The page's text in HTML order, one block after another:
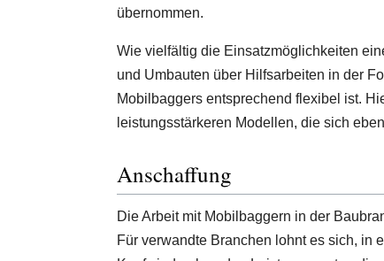
übernommen.
Wie vielfältig die Einsatzmöglichkeiten
und Umbauten über Hilfsarbeiten in der
Mobilbaggers entsprechend flexibel ist.
leistungsstärkeren Modellen, die sich
Anschaffung
Die Arbeit mit Mobilbaggern in der
Für verwandte Branchen lohnt es sich, in